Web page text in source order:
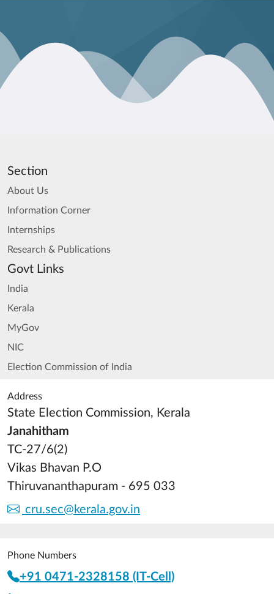
Section
About Us
Information Corner
Internships
Research & Publications
Govt Links
India
Kerala
MyGov
NIC
Election Commission of India
Address
State Election Commission, Kerala
Janahitham
TC-27/6(2)
Vikas Bhavan P.O
Thiruvananthapuram - 695 033
cru.sec@kerala.gov.in
Phone Numbers
+91 0471-2328158 (IT-Cell)